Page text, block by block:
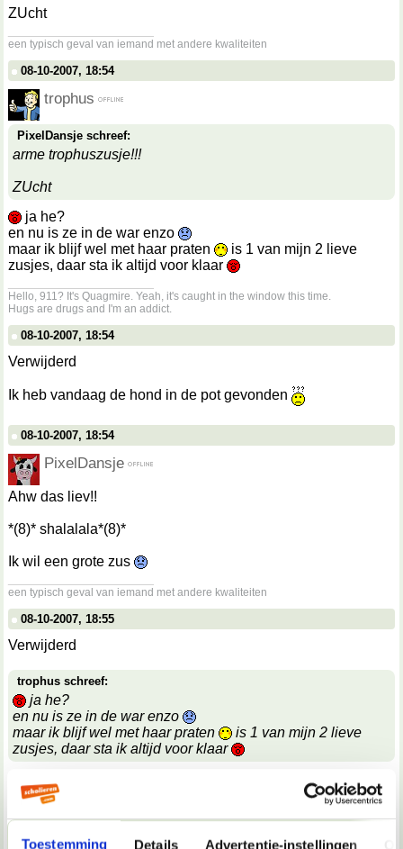
Toestemming Details Advertentie-instellingen
ZUcht
een typisch geval van iemand met andere kwaliteiten
08-10-2007, 18:54
trophus
PixelDansje schreef:
arme trophuszusje!!!
ZUcht
ja he?
en nu is ze in de war enzo
maar ik blijf wel met haar praten
is 1 van mijn 2 lieve
zusjes, daar sta ik altijd voor klaar
Hello, 911? It's Quagmire. Yeah, it's caught in the window this time.
Hugs are drugs and I'm an addict.
08-10-2007, 18:54
Verwijderd
Ik heb vandaag de hond in de pot gevonden
08-10-2007, 18:54
PixelDansje
Ahw das liev!!
*(8)* shalalala*(8)*
Ik wil een grote zus
een typisch geval van iemand met andere kwaliteiten
08-10-2007, 18:55
Verwijderd
trophus schreef:
ja he?
en nu is ze in de war enzo
maar ik blijf wel met haar praten
is 1 van mijn 2 lieve
zusjes, daar sta ik altijd voor klaar
Knuffel dr maar goed.